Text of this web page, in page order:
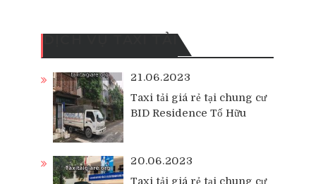
21.06.2023
Taxi tải giá rẻ tại chung cư
BID Residence Tố Hữu
20.06.2023
Taxi tải giá rẻ tại chung cư